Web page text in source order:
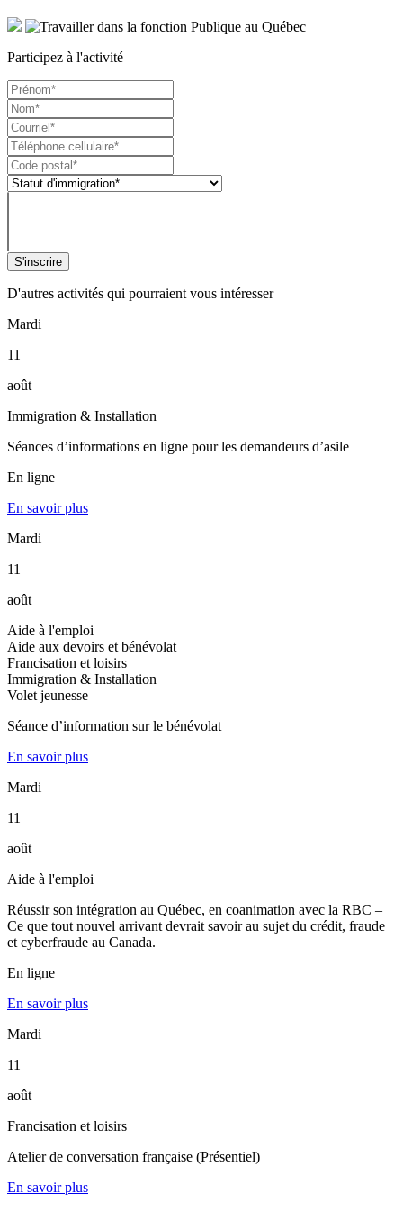
Participez à l'activité
S'inscrire
D'autres activités qui pourraient vous intéresser
Mardi
11
août
Immigration & Installation
Séances d’informations en ligne pour les demandeurs d’asile
En ligne
En savoir plus
Mardi
11
août
Aide à l'emploi
Aide aux devoirs et bénévolat
Francisation et loisirs
Immigration & Installation
Volet jeunesse
Séance d’information sur le bénévolat
En savoir plus
Mardi
11
août
Aide à l'emploi
Réussir son intégration au Québec, en coanimation avec la RBC –
Ce que tout nouvel arrivant devrait savoir au sujet du crédit, fraude
et cyberfraude au Canada.
En ligne
En savoir plus
Mardi
11
août
Francisation et loisirs
Atelier de conversation française (Présentiel)
En savoir plus